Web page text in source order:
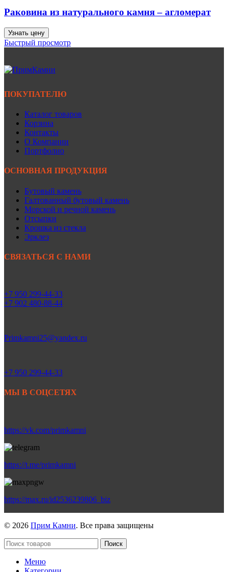
Раковина из натурального камня – агломерат
Узнать цену
Быстрый просмотр
ПОКУПАТЕЛЮ
Каталог товаров
Корзина
Контакты
О Компании
Портфолио
ОСНОВНАЯ ПРОДУКЦИЯ
Бутовый камень
Галтованный бутовый камень
Морской и речной камень
Отсыпки
Крошка из стекла
Эрклез
СВЯЗАТЬСЯ С НАМИ
+7 950 299-44-33
+7 902 480-88-44
Primkamni25@yandex.ru
+7 950 299-44-33
МЫ В СОЦСЕТЯХ
https://vk.com/primkamni
https://t.me/primkamni
https://max.ru/id2536239806_biz
© 2026 Прим Камни. Все права защищены
Поиск
Меню